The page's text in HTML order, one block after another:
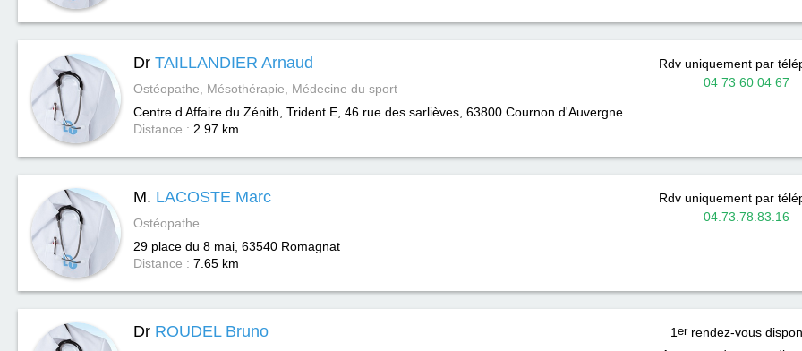
Dr TAILLANDIER Arnaud
Ostéopathe, Mésothérapie, Médecine du sport
Centre d Affaire du Zénith, Trident E, 46 rue des sarlièves, 63800 Cournon d'Auvergne
Distance : 2.97 km
Rdv uniquement par
04 73 60 04 67
M. LACOSTE Marc
Ostéopathe
29 place du 8 mai, 63540 Romagnat
Distance : 7.65 km
Rdv uniquement par
04.73.78.83.16
Dr ROUDEL Bruno 1 errendez-vous